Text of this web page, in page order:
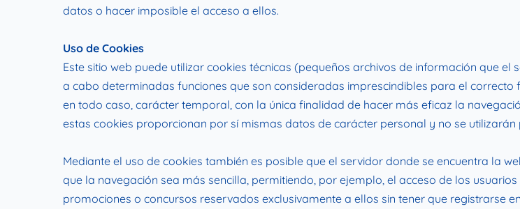
datos o hacer imposible el acceso a ellos.
Uso de Cookies
Este sitio web puede utilizar cookies técnicas (pequeños archivos de información que
a cabo determinadas funciones que son consideradas imprescindibles para el correcto
en todo caso, carácter temporal, con la única finalidad de hacer más eficaz la
estas cookies proporcionan por sí mismas datos de carácter personal y no se
Mediante el uso de cookies también es posible que el servidor donde se encuentra la
que la navegación sea más sencilla, permitiendo, por ejemplo, el acceso de los
promociones o concursos reservados exclusivamente a ellos sin tener que registrarse